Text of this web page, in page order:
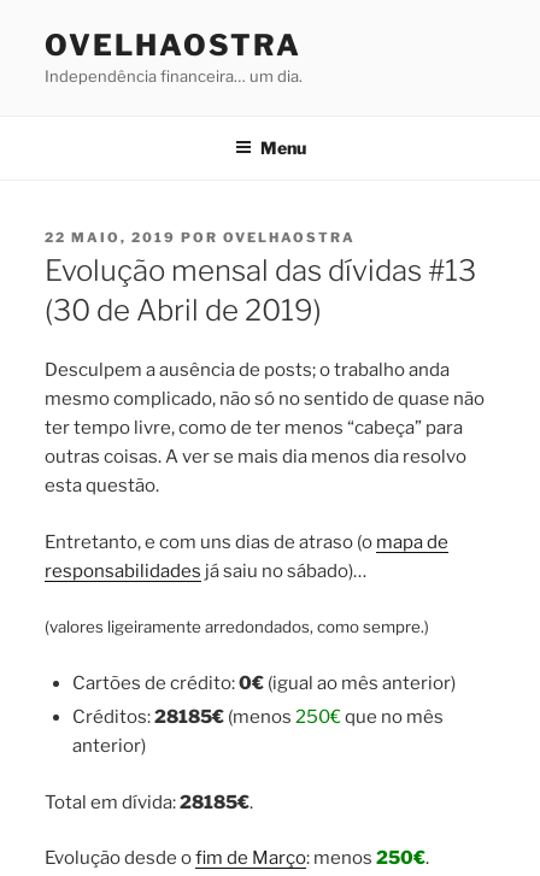
OVELHAOSTRA
Independência financeira… um dia.
Menu
PUBLICADO
EM
22 MAIO, 2019 POROVELHAOSTRA
Evolução mensal das dívidas #13
(30 de Abril de 2019)
Desculpem a ausência de posts; o trabalho anda
mesmo complicado, não só no sentido de quase não
ter tempo livre, como de ter menos “cabeça” para
outras coisas. A ver se mais dia menos dia resolvo
esta questão.
Entretanto, e com uns dias de atraso (o mapa de
responsabilidades já saiu no sábado)…
(valores ligeiramente arredondados, como sempre.)
Cartões de crédito:0€(igual ao mês anterior)
Créditos:28185€(menos 250€que no mês
anterior)
Total em dívida:28185€.
Evolução desde ofim de Março: menos250€.